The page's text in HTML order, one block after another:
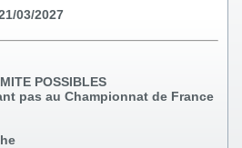
03/2027
POSSIBLES
pas au Championnat de France